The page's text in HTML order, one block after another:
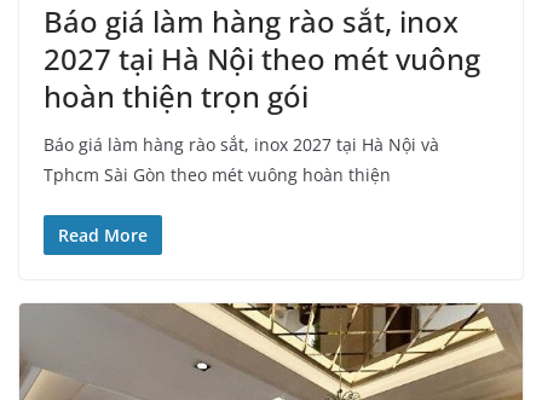
Báo giá làm hàng rào sắt, inox
2027 tại Hà Nội theo mét vuông
hoàn thiện trọn gói
Báo giá làm hàng rào sắt, inox 2027 tại Hà Nội và
Tphcm Sài Gòn theo mét vuông hoàn thiện
Read More